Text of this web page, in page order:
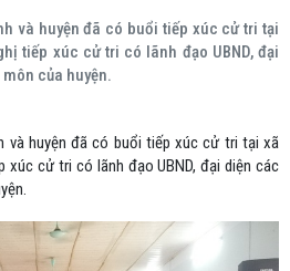
và huyện đã có buổi tiếp xúc cử tri tại
tiếp xúc cử tri có lãnh đạo UBND, đại
của huyện.
và huyện đã có buổi tiếp xúc cử tri tại xã
xúc cử tri có lãnh đạo UBND, đại diện các